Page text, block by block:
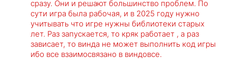
сразу. Они и решают большинство проблем. По
сути игра была рабочая, и в 2025 году нужно
учитывать что игре нужны библиотеки старых
лет. Раз запускается, то кряк работает , а раз
зависает, то винда не может выполнить код игры
ибо все взаимосвязано в виндовсе.